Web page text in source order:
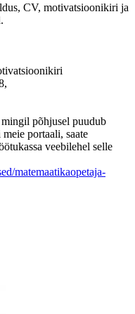
CV, motivatsioonikiri ja
põhjusel puudub
portaali, saate
veebilehel selle
matemaatikaopetaja-